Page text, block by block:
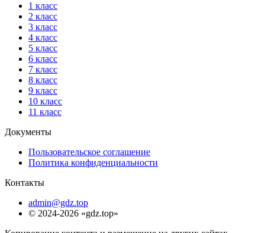
1 класс
2 класс
3 класс
4 класс
5 класс
6 класс
7 класс
8 класс
9 класс
10 класс
11 класс
Документы
Пользовательское соглашение
Политика конфиденциальности
Контакты
admin@gdz.top
© 2024-2026 «gdz.top»